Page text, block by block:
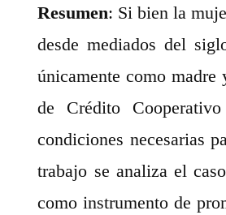
Resumen: Si bien la
desde mediados del
únicamente como
de Crédito
condiciones necesarias
trabajo se analiza el
como instrumento de